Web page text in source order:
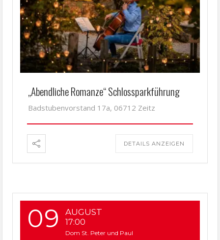
„Abendliche Romanze“ Schlossparkführung
Badstubenvorstand 17a, 06712 Zeitz
DETAILS ANZEIGEN
09 AUGUST
17:00
Dom St. Peter und Paul